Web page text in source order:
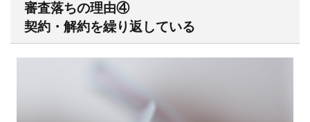
審査落ちの理由④
契約・解約を繰り返している